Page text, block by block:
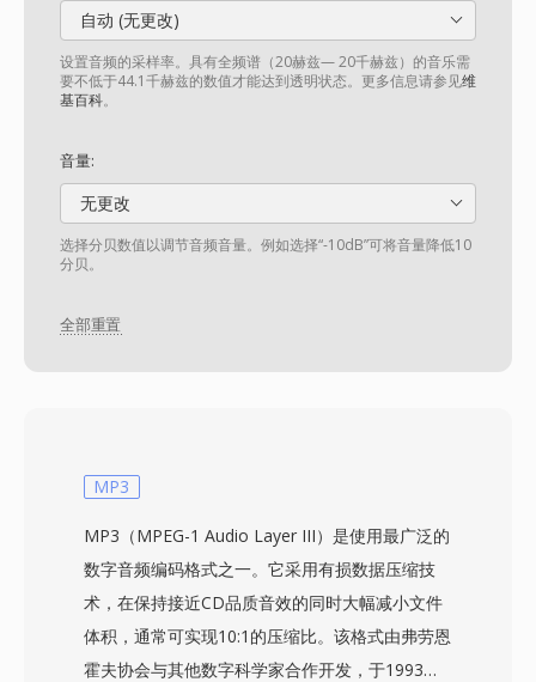
自动 (无更改)
设置音频的采样率。具有全频谱（20赫兹— 20千赫兹）的音乐需
要不低于44.1千赫兹的数值才能达到透明状态。更多信息请参见维
基百科。
音量:
无更改
选择分贝数值以调节音频音量。例如选择“-10dB”可将音量降低10
分贝。
全部重置
MP3
MP3（MPEG-1 Audio Layer III）是使用最广泛的
数字音频编码格式之一。它采用有损数据压缩技
术，在保持接近CD品质音效的同时大幅减小文件
体积，通常可实现10:1的压缩比。该格式由弗劳恩
霍夫协会与其他数字科学家合作开发，于1993年